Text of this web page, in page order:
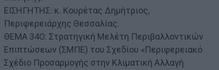
ΕΙΣΗΓΗΤΗΣ: κ. Κουρέτας Δημήτριος,
Περιφερειάρχης Θεσσαλίας.
ΘΕΜΑ 34Ο: Στρατηγική Μελέτη Περιβαλλοντικών
Επιπτώσεων (ΣΜΠΕ) του Σχεδίου «Περιφερειακό
Σχέδιο Προσαρμογής στην Κλιματική Αλλαγή